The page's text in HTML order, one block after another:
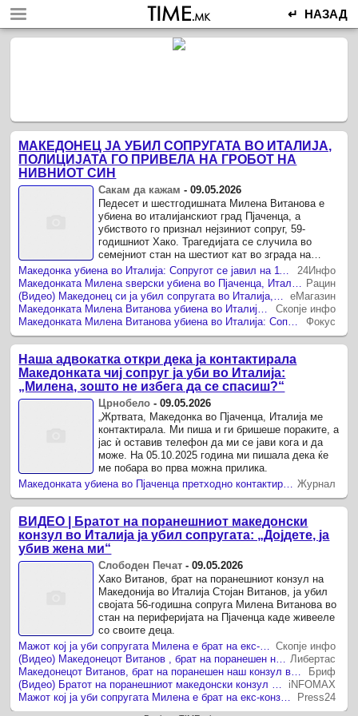
↵ НАЗАД
МАКЕДОНЕЦ ЈА УБИЛ СОПРУГАТА ВО ИТАЛИЈА,
ПОЛИЦИЈАТА ГО ПРИВЕЛА НА ГРОБОТ НА
НИВНИОТ СИН
Сакам да кажам -09.05.2026
Педесет и шестгодишната Милена Витанова е
убиена во италијанскиот град Пјаченца, а
убиството го признал нејзиниот сопруг, 59-
годишниот Хако. Трагедијата се случила во
семејниот стан на шестиот кат во зграда на
периферијата на градот, каде што Хако ...24Инфо
Рацин
еМагазин
Скопје инфо
Фокус
Наша адвокатка откри дека ја контактирала
Македонката чиј сопруг ја уби во Италија:
„Милена, зошто не избега да се спасиш?“
Црнобело -09.05.2026
„Жртвата, Македонка во Пјаченца, Италија ме
контактирала. Ми пиша и ги бришеше пораките, а
јас ѝ оставив телефон да ми се јави кога и да
може. На 05.10.2025 година ми пишала дека ќе
ме побара во прва можна прилика.
Журнал
ВИДЕО | Братот на поранешниот македонски
конзул во Италија ја убил сопругата: „Дојдете, ја
убив жена ми“
Слободен Печат -09.05.2026
Хако Витанов, брат на поранешниот конзул на
Македонија во Италија Стојан Витанов, ја убил
својата 56-годишна сопруга Милена Витанова во
стан на периферијата на Пјаченца каде живееле
со своите деца.
Мажот кој ја уби сопругата Милена е брат на екс-конзулот во Италија Скопје инфо
(Видео) Македонецот Витанов , брат на поранешен наш конзул во Италија ја убил сопругата, па се обиде да се самоубие на гробот на нивниот син Либертас
Македонецот Витанов, брат на поранешен наш конзул во Италија ја убил сопругата
Бриф
(Видео) Братот на поранешниот македонски конзул во Италија ја убил сопругата!
iNFOMAX
Мажот кој ја уби сопругата Милена е брат на екс-конзулот во Италија
Press24